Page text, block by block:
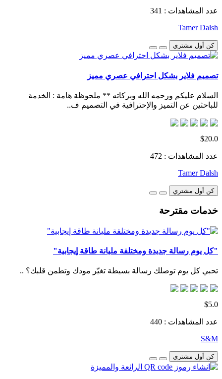
عدد المشاهدات : 341
Tamer Dalsh
كن أول مشتري
تصميم فلاير بشكل احترافي عصري مميز
السلام عليكم ورحمه الله وبركاته ** ملحوظة هامة : الخدمة
للباحثين عن التميز والإحترافية في التصميم ف..
$20.0
عدد المشاهدات : 472
Tamer Dalsh
كن أول مشتري
خدمات مقترحة
"كل يوم رسالة جديدة ومختلفة مليانة طاقة إيجابية"
تحبي كل يوم توصلك رسالة بسيطة تغيّر مودك وتطمن قلبك؟ ..
$5.0
عدد المشاهدات : 440
S&M
كن أول مشتري